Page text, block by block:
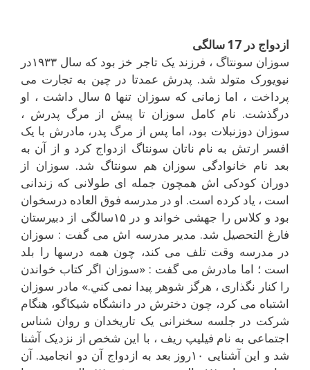
ازدواج در 17 سالگی
سوزان سونتاگ ، فرزند يک تاجر خز بود که سال ۱۹۳۳در
نيويورک متولد شد. پدرش عمدتا در چين به تجارت مى
پرداخت ، اما زمانى که سوزان تنها ۵ سال داشت ، او
درگذشت. نام کامل سوزان تا پيش از مرگ پدرش ،
سوزان دوزنبلات بود، اما پس از مرگ پدر، مادرش با يک
افسر ارتش به نام ناتان سونتاگ ازدواج کرد و از آن به
بعد نام خانوادگى سوزان هم سونتاگ شد. سوزان از
دوران کودکى اش همچون جمله اى طولانى که زندانى
است ، ياد کرده است. او در مدرسه فوق العاده درسخوان
بود و کلاس را جهشى خواند و در ۱۵سالگى از دبيرستان
فارغ التحصيل شد. مدير مدرسه اش مى گفت : سوزان
در مدرسه وقت تلف مى کند، چون همه درسها را بلد
است ؛ اما مادرش مى گفت : «سوزان اگر کتاب خواندن
را کنار نگذارى ، هرگز شوهر پيدا نمى کني.» مادر سوزان
اشتباه مى کرد، چون دخترش در دانشگاه شيکاگو، هنگام
شرکت در جلسه سخنرانى يک تاريخدان و روان شناس
اجتماعى به نام فيليپ ريف ، با اين شخص از نزديک آشنا
شد و اين آشنايى ۱۰روز بعد به ازدواج آن دو انجاميد. آن